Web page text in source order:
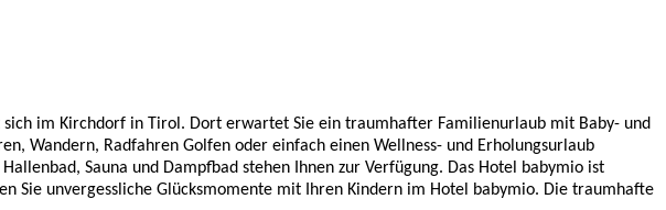
im Kirchdorf in Tirol. Dort erwartet Sie ein traumhafter Familienurlaub mit Baby- und
Wandern, Radfahren Golfen oder einfach einen Wellness- und Erholungsurlaub
Sauna und Dampfbad stehen Ihnen zur Verfügung. Das Hotel babymio ist
Sie unvergessliche Glücksmomente mit Ihren Kindern im Hotel babymio. Die traumhafte